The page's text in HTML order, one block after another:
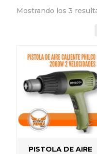
Mostrando los 3
PISTOLA DE AIRE